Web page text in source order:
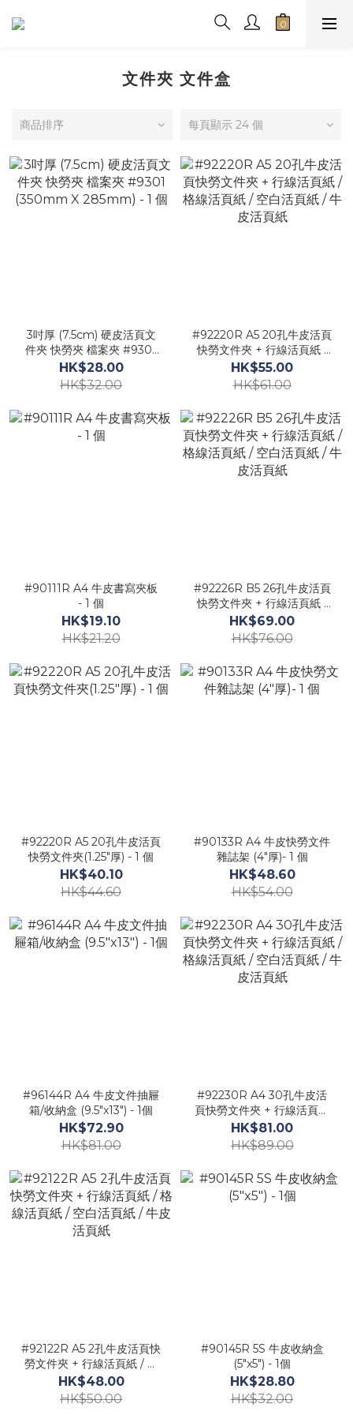
文件夾 文件盒
商品排序 每頁顯示 24 個
3吋厚 (7.5cm) 硬皮活頁文
件夾 快勞夾 檔案夾 #9301
(350mm X 285mm) - 1 個
HK$28.00
HK$32.00
#92220R A5 20孔牛皮活頁
快勞文件夾 + 行線活頁紙 /
格線活頁紙 / 空白活頁紙 /
牛皮活頁紙
HK$55.00
HK$61.00
#90111R A4 牛皮書寫夾板
- 1 個
HK$19.10
HK$21.20
#92226R B5 26孔牛皮活頁
快勞文件夾 + 行線活頁紙 /
格線活頁紙 / 空白活頁紙 /
牛皮活頁紙
HK$69.00
HK$76.00
#92220R A5 20孔牛皮活頁
快勞文件夾(1.25"厚) - 1 個
HK$40.10
HK$44.60
#90133R A4 牛皮快勞文件
雜誌架 (4"厚)- 1 個
HK$48.60
HK$54.00
#96144R A4 牛皮文件抽屜
箱/收納盒 (9.5"x13") - 1個
HK$72.90
HK$81.00
#92230R A4 30孔牛皮活
頁快勞文件夾 + 行線活頁紙
/ 格線活頁紙 / 空白活頁紙 /
牛皮活頁紙
HK$81.00
HK$89.00
#92122R A5 2孔牛皮活頁快
勞文件夾 + 行線活頁紙 / 格
線活頁紙 / 空白活頁紙 / 牛
皮活頁紙
HK$48.00
HK$50.00
#90145R 5S 牛皮收納盒
(5"x5") - 1個
HK$28.80
HK$32.00